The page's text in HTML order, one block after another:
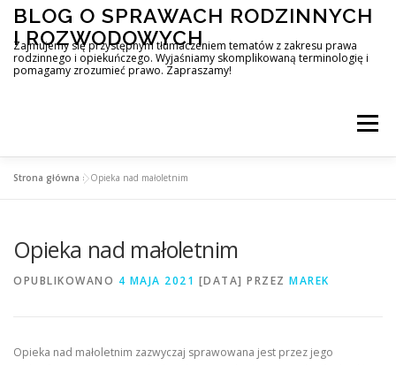
Przejdź
treści
BLOG O SPRAWACH RODZINNYCH
I ROZWODOWYCH
Zajmujemy się przystępnym tłumaczeniem tematów z zakresu prawa
rodzinnego i opiekuńczego. Wyjaśniamy skomplikowaną terminologię i
pomagamy zrozumieć prawo. Zapraszamy!
Menu
Strona główna »Opieka nad małoletnim
Opieka nad małoletnim
OPUBLIKOWANO 4 MAJA 2021 [DATA] PRZEZ MAREK
Opieka nad małoletnim zazwyczaj sprawowana jest przez jego